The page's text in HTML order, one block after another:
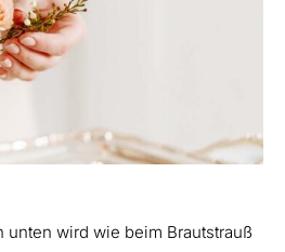
wird wie beim Brautstrauß